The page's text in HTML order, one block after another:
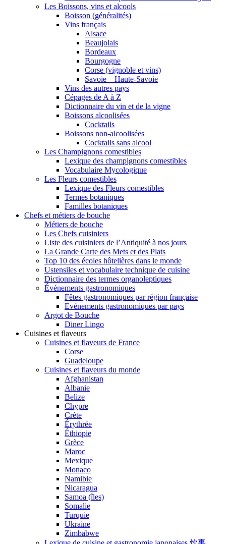
Les Boissons, vins et alcools
Boisson (généralités)
Vins français
Alsace
Beaujolais
Bordeaux
Bourgogne
Corse (vignoble et vins)
Savoie – Haute-Savoie
Vins des autres pays
Cépages de A à Z
Dictionnaire du vin et de la vigne
Boissons alcoolisées
Cocktails
Boissons non-alcoolisées
Cocktails sans alcool
Les Champignons comestibles
Lexique des champignons comestibles
Vocabulaire Mycologique
Les Fleurs comestibles
Lexique des Fleurs comestibles
Termes botaniques
Familles botaniques
Chefs et métiers de bouche
Métiers de bouche
Les Chefs cuisiniers
Liste des cuisiniers de l’Antiquité à nos jours
La Grande Carte des Mets et des Plats
Top 10 des écoles hôtelières dans le monde
Ustensiles et vocabulaire technique de cuisine
Dictionnaire des termes organoleptiques
Événements gastronomiques
Fêtes gastronomiques par région française
Evénements gastronomiques par pays
Argot de Bouche
Diner Lingo
Cuisines et flaveurs
Cuisines et flaveurs de France
Corse
Guadeloupe
Cuisines et flaveurs du monde
Afghanistan
Albanie
Belize
Chypre
Crète
Érythrée
Éthiopie
Grèce
Maroc
Mexique
Monaco
Namibie
Nicaragua
Samoa (îles)
Somalie
Turquie
Ukraine
Zimbabwe